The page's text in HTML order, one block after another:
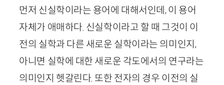
먼저 신실학이라는 용어에 대해서인데, 이 용어
자체가 애매하다. 신실학이라고 할 때 그것이 이
전의 실학과 다른 새로운 실학이라는 의미인지,
아니면 실학에 대한 새로운 각도에서의 연구라는
의미인지 헷갈린다. 또한 전자의 경우 이전의 실